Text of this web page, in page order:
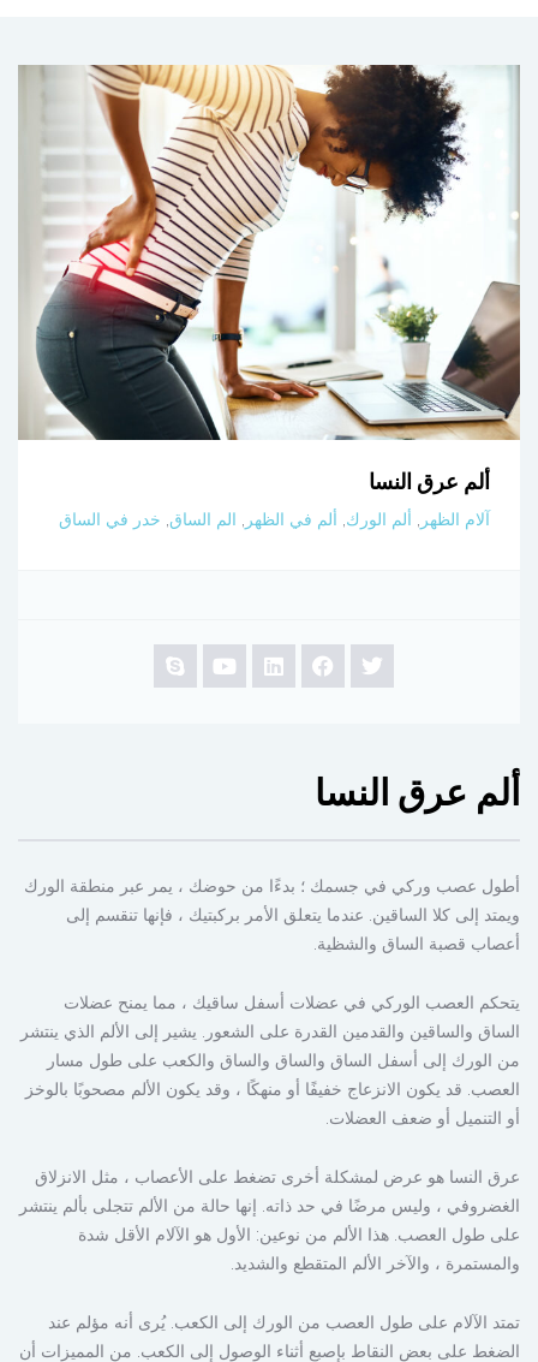
ألم عرق النسا
آلام الظهر ألم الورك ألم في الظهر الم الساق خدر في الساق
ألم عرق النسا
أطول عصب وركي في جسمك ؛ بدءًا من حوضك ، يمر عبر منطقة الورك
ويمتد إلى كلا الساقين. عندما يتعلق الأمر بركبتيك ، فإنها تنقسم إلى
أعصاب قصبة الساق والشظية.
يتحكم العصب الوركي في عضلات أسفل ساقيك ، مما يمنح عضلات
الساق والساقين والقدمين القدرة على الشعور. يشير إلى الألم الذي ينتشر
من الورك إلى أسفل الساق والساق والساق والكعب على طول مسار
العصب. قد يكون الانزعاج خفيفًا أو منهكًا ، وقد يكون الألم مصحوبًا بالوخز
أو التنميل أو ضعف العضلات.
عرق النسا هو عرض لمشكلة أخرى تضغط على الأعصاب ، مثل الانزلاق
الغضروفي ، وليس مرضًا في حد ذاته. إنها حالة من الألم تتجلى بألم ينتشر
على طول العصب. هذا الألم من نوعين: الأول هو الآلام الأقل شدة
والمستمرة ، والآخر الألم المتقطع والشديد.
تمتد الآلام على طول العصب من الورك إلى الكعب. يُرى أنه مؤلم عند
الضغط على بعض النقاط بإصبع أثناء الوصول إلى الكعب. من المميزات أن